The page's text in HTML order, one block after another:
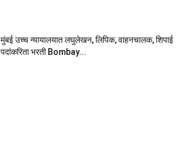
मुंबई उच्च न्यायालयात लघुलेखन, लिपिक, वाहनचालक, शिपाई
पदांकरिता भरती Bombay...